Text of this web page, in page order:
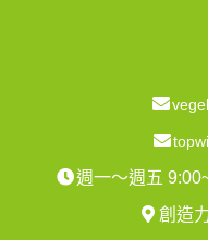
週一～週五
創造